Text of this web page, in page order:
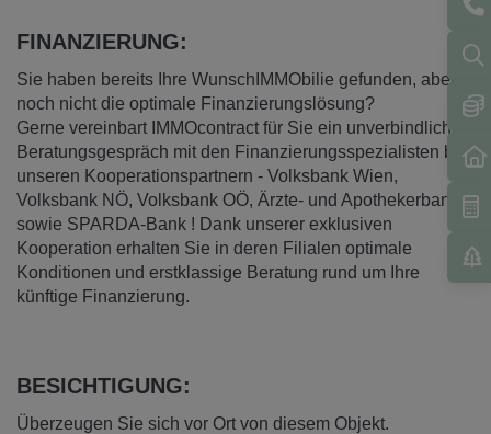
FINANZIERUNG:
Sie haben bereits Ihre WunschIMMObilie gefunden, aber
noch nicht die optimale Finanzierungslösung?
Gerne vereinbart IMMOcontract für Sie ein unverbindliches
Beratungsgespräch mit den Finanzierungsspezialisten bei
unseren Kooperationspartnern - Volksbank Wien,
Volksbank NÖ, Volksbank OÖ, Ärzte- und Apothekerbank
sowie SPARDA-Bank ! Dank unserer exklusiven
Kooperation erhalten Sie in deren Filialen optimale
Konditionen und erstklassige Beratung rund um Ihre
künftige Finanzierung.
BESICHTIGUNG:
Überzeugen Sie sich vor Ort von diesem Objekt.